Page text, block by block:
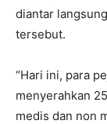
diantar
tersebut.
“Hari ini, para
menyerahkan
medis dan non